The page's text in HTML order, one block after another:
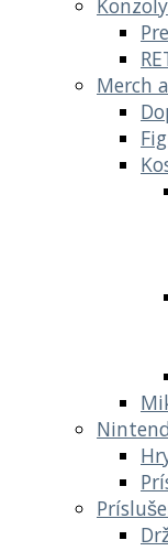
Konzoly
Merch